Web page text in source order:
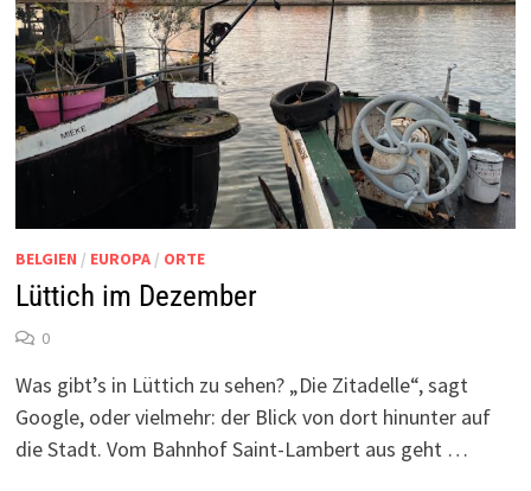
BELGIEN / EUROPA/ ORTE
Lüttich im Dezember
0
Was gibt’s in Lüttich zu sehen? „Die Zitadelle“, sagt
Google, oder vielmehr: der Blick von dort hinunter auf
die Stadt. Vom Bahnhof Saint-Lambert aus geht …